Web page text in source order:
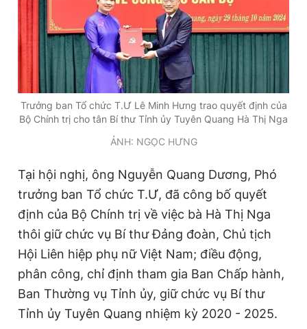
Theo dõi báo trên
Hotline
0906 645 777
Liên hệ quảng cáo
0908 780 404
Đặt báo Quảng cáo RSS Tòa soạn Chính sách bảo
Phó tổng biên tập thường trực: Hải Thành
Tổng thư ký tòa soạn: Đức Trung
Giấy phép xuất bản số 110/GP - BTTTT cấp ngày 24.3.2020
© 2003-2026 Bản quyền thuộc về Báo Thanh Niên. Cấm sao
bản. Phát triển bởi ePi Technologies, JSC.
Trưởng ban Tổ chức T.Ư Lê Minh Hưng trao quyết định của
Bộ Chính trị cho tân Bí thư Tỉnh ủy Tuyên Quang Hà Thị Nga
ẢNH: NGỌC HƯNG
Tại hội nghị, ông Nguyễn Quang Dương, Phó
trưởng ban Tổ chức T.Ư, đã công bố quyết
định của Bộ Chính trị về việc bà Hà Thị Nga
thôi giữ chức vụ Bí thư Đảng đoàn, Chủ tịch
Hội Liên hiệp phụ nữ Việt Nam; điều động,
phân công, chỉ định tham gia Ban Chấp hành,
Ban Thường vụ Tỉnh ủy, giữ chức vụ Bí thư
Tỉnh ủy Tuyên Quang nhiệm kỳ 2020 - 2025.